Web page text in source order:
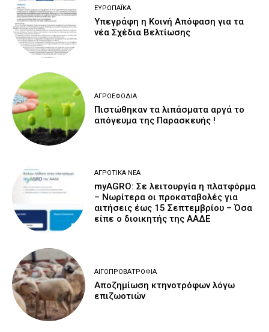
ΕΥΡΩΠΑΪΚΆ
Υπεγράφη η Κοινή Απόφαση για τα
νέα Σχέδια Βελτίωσης
ΑΓΡΟΕΦΌΔΙΑ
Πιστώθηκαν τα λιπάσματα αργά το
απόγευμα της Παρασκευής !
ΑΓΡΟΤΙΚΆ ΝΈΑ
myAGRO: Σε λειτουργία η πλατφόρμα
– Νωρίτερα οι προκαταβολές για
αιτήσεις έως 15 Σεπτεμβρίου – Όσα
είπε ο διοικητής της ΑΑΔΕ
ΑΙΓΟΠΡΟΒΑΤΡΟΦΊΑ
Αποζημίωση κτηνοτρόφων λόγω
επιζωοτιών